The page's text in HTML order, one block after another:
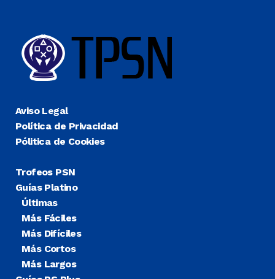
Aviso Legal
Política de Privacidad
Pólitica de Cookies
Trofeos PSN
Guías Platino
Últimas
Más Fáciles
Más Difíciles
Más Cortos
Más Largos